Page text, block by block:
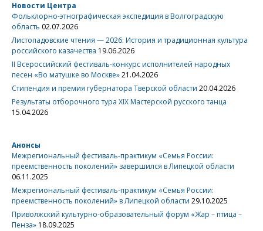
Новости Центра
Фольклорно-этнографическая экспедиция в Волгоградскую
область 02.07.2026
Листопадовские чтения — 2026: История и традиционная культура
российского казачества 19.06.2026
II Всероссийский фестиваль-конкурс исполнителей народных
песен «Во матушке во Москве»21.04.2026
Стипендия и премия губернатора Тверской области 20.04.2026
Результаты отборочного тура XIX Мастерской русского танца
15.04.2026
Анонсы
Межрегиональный фестиваль-практикум «Семья России:
преемственность поколений» завершился в Липецкой области
06.11.2025
Межрегиональный фестиваль-практикум «Семья России:
преемственность поколений» в Липецкой области 29.10.2025
Приволжский культурно-образовательный форум «Жар – птица –
Пенза» 18.09.2025